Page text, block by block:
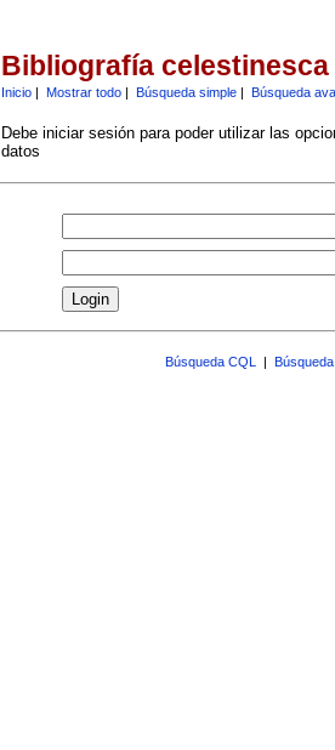
Bibliografía celestinesca
Inicio| Mostrar todo| Búsqueda simple| Búsqueda
Debe iniciar sesión para poder utilizar las
datos
Búsqueda CQL |